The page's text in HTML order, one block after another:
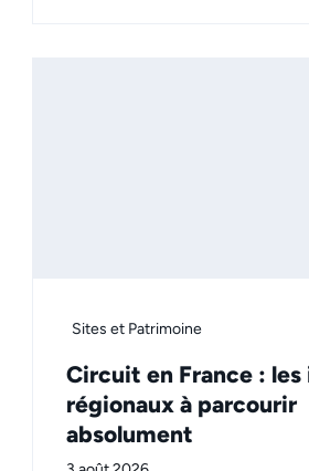
Sites et Patrimoine
Circuit en France :
régionaux à parcourir
absolument